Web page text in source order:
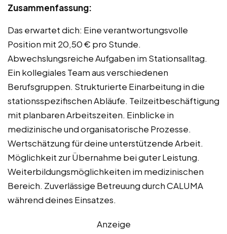
Zusammenfassung:
Das erwartet dich: Eine verantwortungsvolle
Position mit 20,50 € pro Stunde.
Abwechslungsreiche Aufgaben im Stationsalltag.
Ein kollegiales Team aus verschiedenen
Berufsgruppen. Strukturierte Einarbeitung in die
stationsspezifischen Abläufe. Teilzeitbeschäftigung
mit planbaren Arbeitszeiten. Einblicke in
medizinische und organisatorische Prozesse.
Wertschätzung für deine unterstützende Arbeit.
Möglichkeit zur Übernahme bei guter Leistung.
Weiterbildungsmöglichkeiten im medizinischen
Bereich. Zuverlässige Betreuung durch CALUMA
während deines Einsatzes.
Anzeige